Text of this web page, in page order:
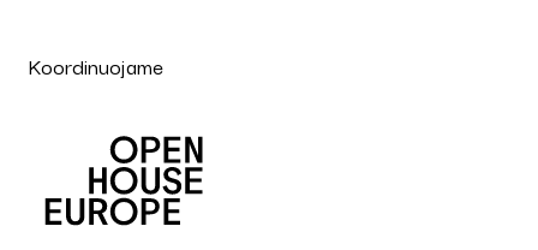
Koordinuojame